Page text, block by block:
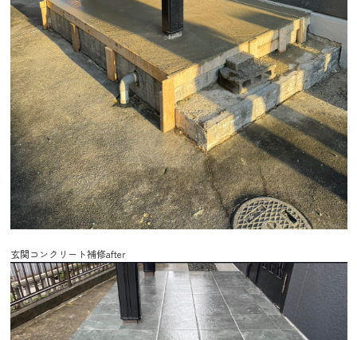
玄関コンクリート補修after